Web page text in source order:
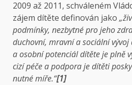
2009 až 2011, schváleném
zájem dítěte definován jako
podmínky, nezbytné pro jeho
duchovní, mravní a sociální
a osobní potenciál dítěte je plně
cizí péče a podpora je dítěti
nutné míře.“[1]